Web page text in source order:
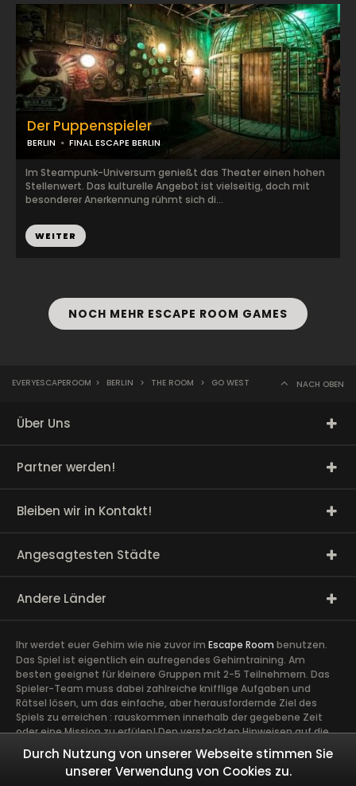
Der Puppenspieler
BERLIN FINAL ESCAPE BERLIN
Im Steampunk-Universum genießt das Theater einen hohen
Stellenwert. Das kulturelle Angebot ist vielseitig, doch mit
besonderer Anerkennung rühmt sich di...
WEITER
NOCH MEHR ESCAPE ROOM GAMES
EVERYESCAPEROOM > BERLIN > THE ROOM > GO WEST NACH OBEN
Über Uns
Partner werden!
Bleiben wir in Kontakt!
Angesagtesten Städte
Andere Länder
Ihr werdet euer Gehirn wie nie zuvor im Escape Room benutzen.
Das Spiel ist eigentlich ein aufregendes Gehirntraining. Am
besten geeignet für kleinere Gruppen mit 2-5 Teilnehmern. Das
Spieler-Team muss dabei zahlreiche knifflige Aufgaben und
Rätsel lösen, um das einfache, aber herausfordernde Ziel des
Spiels zu erreichen : rauskommen innerhalb der gegebene Zeit
oder eine Mission zu erfülen! Den versteckten Hinweisen auf die
Spur zu kommen, erfordert volle Konzentration sowie die Ideen
und Talente aller Spieler. Ein guter Zusammenhalt im Team ist
äußerst wichtig. Ein gemeinsames Abenteuer schafft Vertrauen
Durch Nutzung von unserer Webseite stimmen Sie
unserer Verwendung von Cookies zu.